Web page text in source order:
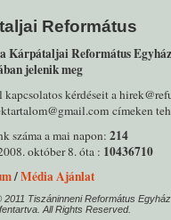
Református
Kárpátaljai Református
jelenik meg
kérdéseit a
címeken
száma a mai napon: 214
október 8. óta : 10436710
/Média Ajánlat
2011 Tiszáninneni Református
All Rights Reserved.